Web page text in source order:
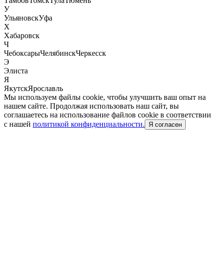
У
УльяновскУфа
Х
Хабаровск
Ч
ЧебоксарыЧелябинскЧеркесск
Э
Элиста
Я
ЯкутскЯрославль
Мы используем файлы cookie, чтобы улучшить ваш опыт на
нашем сайте. Продолжая использовать наш сайт, вы
соглашаетесь на использование файлов cookie в соответствии
с нашей политикой конфиденциальности. Я согласен